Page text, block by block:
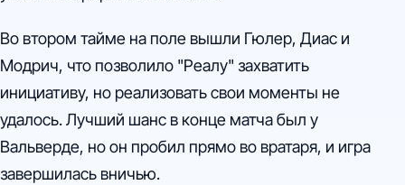
Во втором тайме на поле вышли Гюлер, Диас и
Модрич, что позволило "Реалу" захватить
инициативу, но реализовать свои моменты не
удалось. Лучший шанс в конце матча был у
Вальверде, но он пробил прямо во вратаря, и игра
завершилась вничью.